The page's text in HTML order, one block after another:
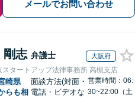
メールでお問い合わせ
剛志 弁護士 大阪府
スタートアップ法律事務所 高槻支店
崎県
らも相
面談方法(対面・
電話・ビデオな
営業時間：06:
30~22:00（土